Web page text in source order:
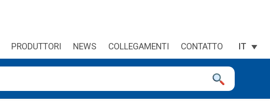
PRODUTTORI NEWS COLLEGAMENTI CONTATTO IT